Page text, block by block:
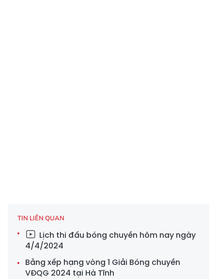
TIN LIÊN QUAN
Lịch thi đấu bóng chuyền hôm nay ngày
4/4/2024
Bảng xếp hạng vòng 1 Giải Bóng chuyền
VĐQG 2024 tại Hà Tĩnh